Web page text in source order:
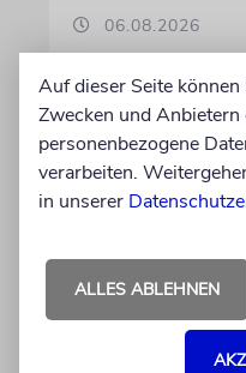
06.08.2026
Auf dieser Seite
Zwecken und Anbietern
personenbezogene
verarbeiten.
in unserer
ALLES ABLEHNEN